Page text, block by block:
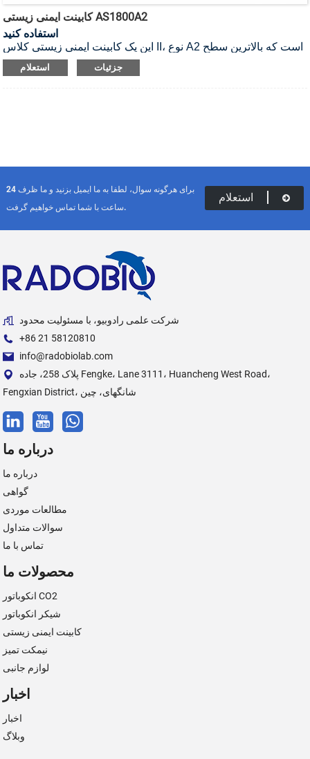
کابینت ایمنی زیستی AS1800A2
استفاده کنید
این یک کابینت ایمنی زیستی کلاس II، نوع A2 است که بالاترین سطح
استعلام جزئیات
برای هرگونه سوال، لطفا به ما ایمیل بزنید و ما ظرف 24
ساعت با شما تماس خواهیم گرفت.
استعلام
شرکت علمی رادوبیو، با مسئولیت محدود
‎+86 21 58120810‎
info@radobiolab.com
پلاک 258، جاده Fengke، Lane 3111، Huancheng West Road،
Fengxian District، شانگهای، چین
درباره ما
درباره ما
گواهی
مطالعات موردی
سوالات متداول
تماس با ما
محصولات ما
انکوباتور CO2
شیکر انکوباتور
کابینت ایمنی زیستی
نیمکت تمیز
لوازم جانبی
اخبار
اخبار
وبلاگ